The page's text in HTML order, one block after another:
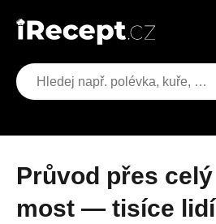
Průvod přes celý Karlův
most — tisíce lidí